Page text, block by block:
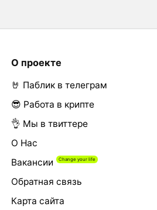
О проекте
🤘 Паблик в телеграм
😎 Работа в крипте
👌 Мы в твиттере
О Нас
Вакансии
Обратная связь
Карта сайта